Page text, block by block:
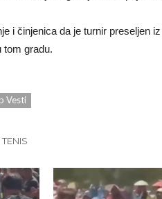
i činjenica da je turnir preseljen
tom gradu.
Vesti